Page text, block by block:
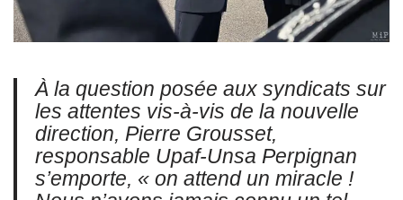
À la question posée aux syndicats sur
les attentes vis-à-vis de la nouvelle
direction, Pierre Grousset,
responsable Upaf-Unsa Perpignan
s’emporte, « on attend un miracle !